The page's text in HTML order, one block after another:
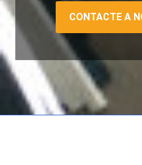
CONTACTE A